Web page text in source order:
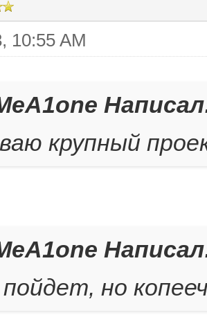
10:55 AM
крупный
пойдет, но